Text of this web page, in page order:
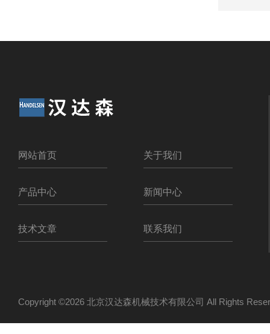
网站首页 关于我们
产品中心 新闻中心
技术文章 联系我们
Copyright ©2026 北京汉达森机械技术有限公司 All Rights